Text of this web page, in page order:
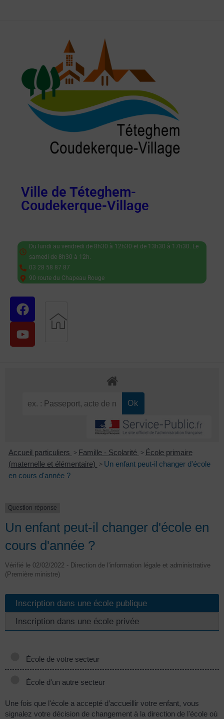
Ville de Téteghem-
Coudekerque-Village
Du lundi au vendredi de 8h30 à 12h30 et de 13h30 à 17h30. Le
samedi de 8h30 à 12h.
03 28 58 87 87
90 route du Chapeau Rouge
Accueil particuliers > Famille - Scolarité > École primaire
(maternelle et élémentaire) > Un enfant peut-il changer d'école
en cours d'année ?
Question-réponse
Un enfant peut-il changer d'école en
cours d'année ?
Vérifié le 02/02/2022 - Direction de l'information légale et administrative
(Première ministre)
Inscription dans une école publique
Inscription dans une école privée
École de votre secteur
École d'un autre secteur
Une fois que l'école a accepté d’accueillir votre enfant, vous
signalez votre décision de changement à la direction de l'école où